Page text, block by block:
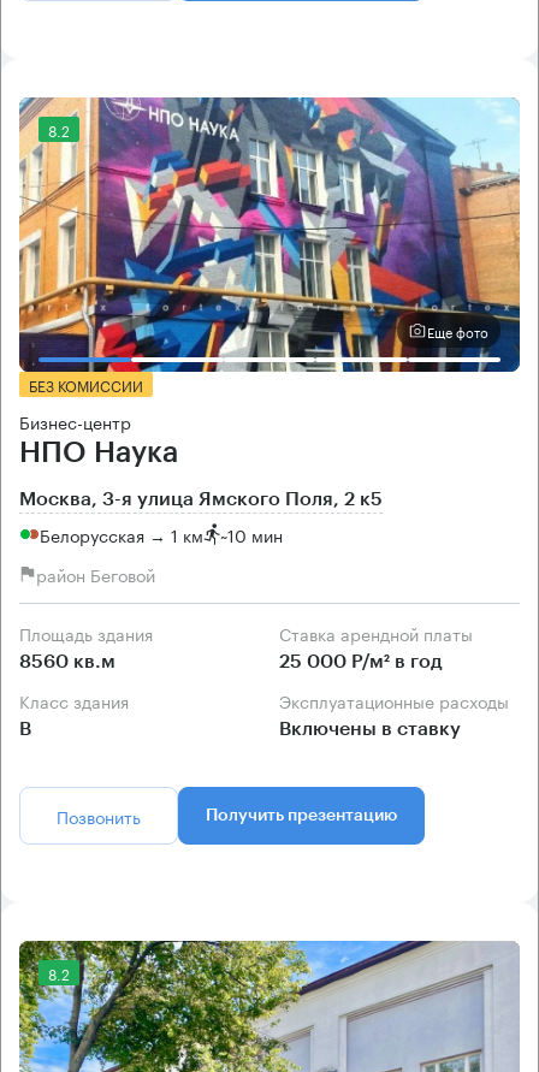
8.2
Еще фото
БЕЗ КОМИССИИ
Бизнес-центр
НПО Наука
Москва, 3-я улица Ямского Поля, 2 к5
Белорусская → 1 км ~10 мин
район Беговой
Площадь здания
8560 кв.м
Ставка арендной платы
25 000 Р/м² в год
Класс здания
B
Эксплуатационные расходы
Включены в ставку
Позвонить Получить презентацию
8.2